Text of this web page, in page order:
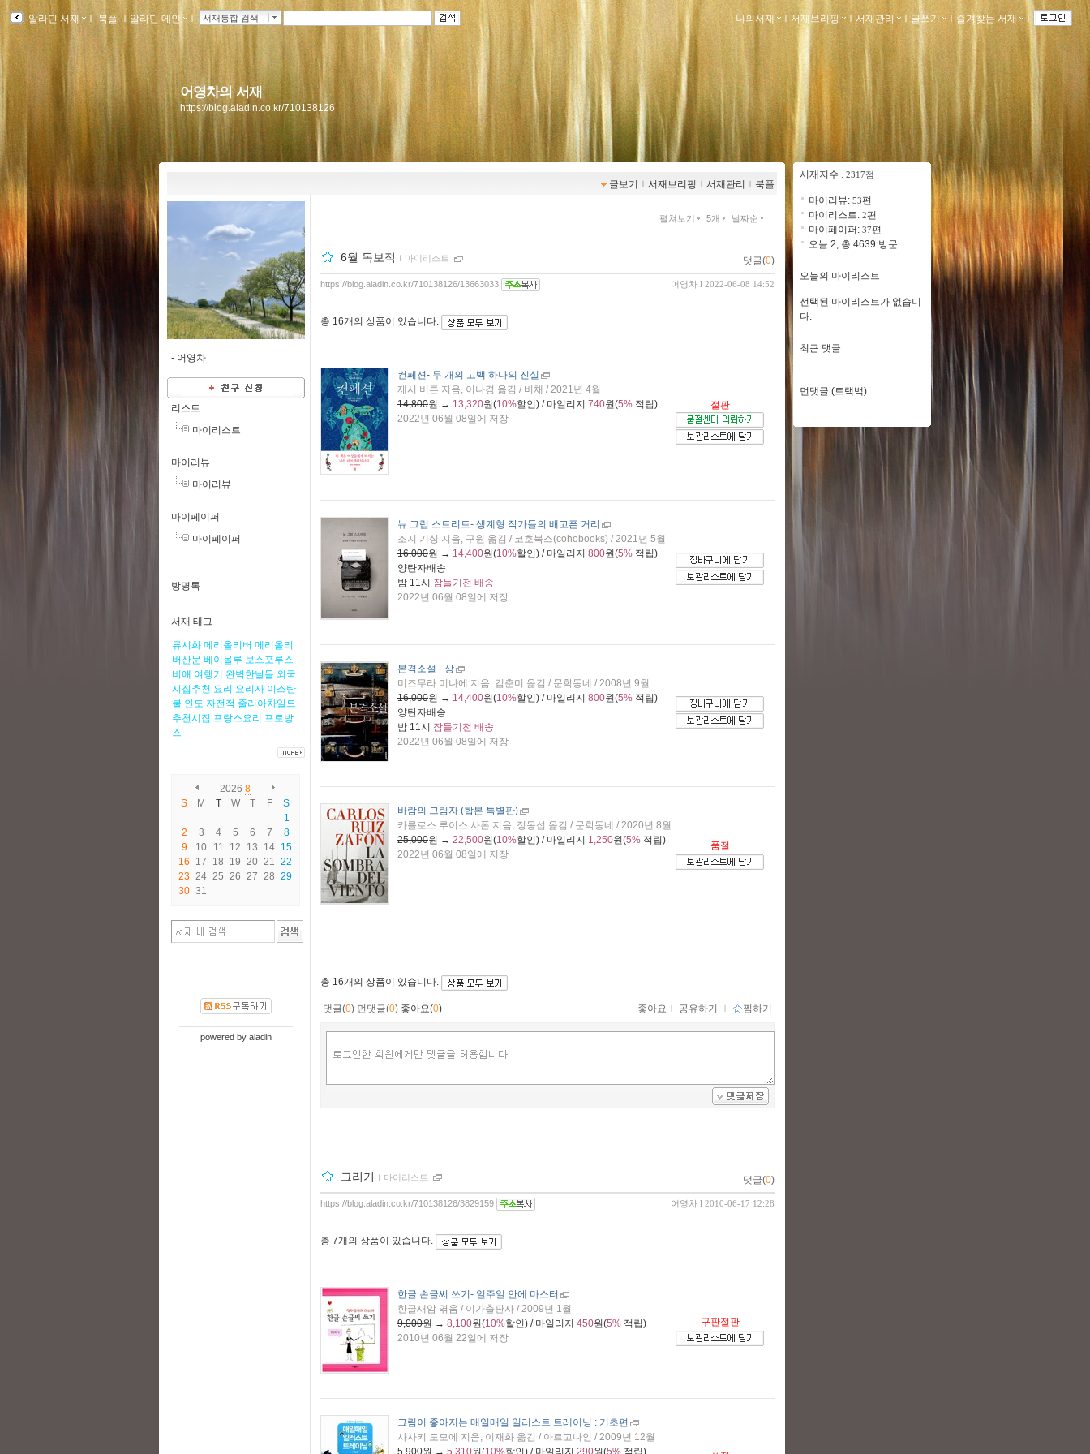
알라딘 서재 ｌ북플 ｌ 알라딘 메인 ｌ 서재통합 검색 나의서재 ｌ 서재브리핑 ｌ 서재관리 ｌ 글쓰기 ｌ 즐겨찾는 서재 ｌ
어영차의 서재
https://blog.aladin.co.kr/710138126
글보기 ｌ 서재브리핑 ｌ 서재관리 ｌ 북플
- 어영차
리스트
마이리스트
마이리뷰
마이리뷰
마이페이퍼
마이페이퍼
방명록
서재 태그
류시화 메리올리버 메리올리
버산문 베이올루 보스포루스
비애 여행기 완벽한날들 외국
시집추천 요리 요리사 이스탄
불 인도 자전적 줄리아차일드
추천시집 프랑스요리 프로방
스
2026 8
S
M T W T F
S
1
2
3 4 5 6 7
8
9
10 11 12 13 14 15
16
17 18 19 20 21 22
23 24 25 26 27 28 29
30 31
powered by aladin
펼쳐보기 5개 날짜순
6월 독보적 ｌ 마이리스트 댓글(0)
어영차 l 2022-06-08 14:52
https://blog.aladin.co.kr/710138126/13663033
총 16개 의 상품이 있습니다.
컨페션- 두 개의 고백 하나의 진실
제시 버튼 지음, 이나경 옮김 / 비채 / 2021년 4월
14,800원 → 13,320원(10%할인) / 마일리지 740원(5% 적립)
2022년 06월 08일에 저장
절판
뉴 그럽 스트리트- 생계형 작가들의 배고픈 거리
조지 기싱 지음, 구원 옮김 / 코호북스(cohobooks) / 2021년 5월
16,000원 → 14,400원(10%할인) / 마일리지 800원(5% 적립)
양탄자배송
밤 11시 잠들기전 배송
2022년 06월 08일에 저장
본격소설 - 상
미즈무라 미나에 지음, 김춘미 옮김 / 문학동네 / 2008년 9월
16,000원 → 14,400원(10%할인) / 마일리지 800원(5% 적립)
양탄자배송
밤 11시 잠들기전 배송
2022년 06월 08일에 저장
바람의 그림자 (합본 특별판)
카를로스 루이스 사폰 지음, 정동섭 옮김 / 문학동네 / 2020년 8월
25,000원 → 22,500원(10%할인) / 마일리지 1,250원(5% 적립)
2022년 06월 08일에 저장
품절
총 16개 의 상품이 있습니다.
댓글(0) 먼댓글(0) 좋아요(0) 좋아요 ｌ 공유하기 ｌ 찜하기
그리기 ｌ 마이리스트 댓글(0)
어영차 l 2010-06-17 12:28
https://blog.aladin.co.kr/710138126/3829159
총 7개 의 상품이 있습니다.
한글 손글씨 쓰기- 일주일 안에 마스터
한글새암 엮음 / 이가출판사 / 2009년 1월
9,000원 → 8,100원(10%할인) / 마일리지 450원(5% 적립)
2010년 06월 22일에 저장
구판절판
그림이 좋아지는 매일매일 일러스트 트레이닝 : 기초편
사사키 도모에 지음, 이재화 옮김 / 아르고나인 / 2009년 12월
5,900원 → 5,310원(10%할인) / 마일리지 290원(5% 적립)
서재지수 : 2317점
마이리뷰: 53편
마이리스트: 2편
마이페이퍼: 37편
오늘 2, 총 4639 방문
오늘의 마이리스트
선택된 마이리스트가 없습니
다.
최근 댓글
먼댓글 (트랙백)